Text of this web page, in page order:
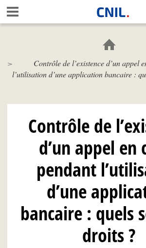
Aller
au
contenu
i
l
I
Contrôle de l’existence d’un appel
l’utilisation d’une application bancaire :
Contrôle de
d’un appel en
pendant
d’une
bancaire : quels
droits ?
Gestion de vos préférences sur les cookies